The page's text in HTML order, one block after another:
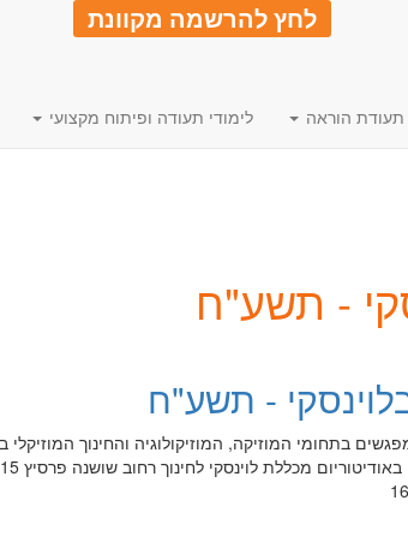
לחץ להרשמה מקוונת
תעודת הוראה לימודי תעודה ופיתוח מקצועי
- תשע"ח
- תשע"ח
מפגשים בתחומי המוזיקה, המוזיקולוגיה והחינוך